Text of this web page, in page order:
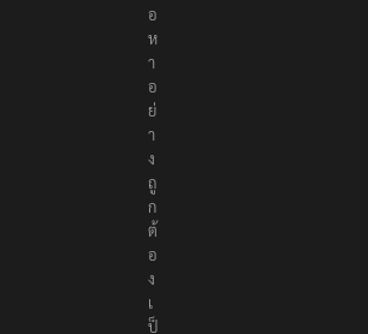
อ
ห
า
อ
ย่
า
ง
ถู
ก
ต้
อ
ง
เ
ป็